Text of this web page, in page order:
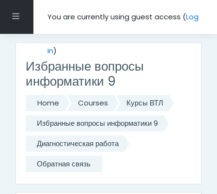
Side panelYou are currently using guest access (Log
in)
Избранные вопросы
информатики 9
Home Courses
Курсы ВТЛ
Избранные вопросы информатики 9
Диагностическая работа
Обратная связь